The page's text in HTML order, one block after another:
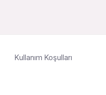
Kullanım Koşulları